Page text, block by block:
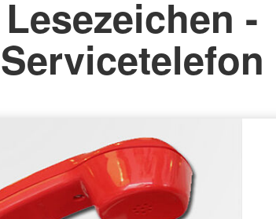
Lesezeichen -
Servicetelefon